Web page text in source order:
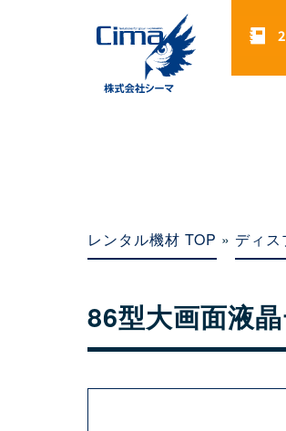
レンタル機材 TOP » ディ
86型大画面液